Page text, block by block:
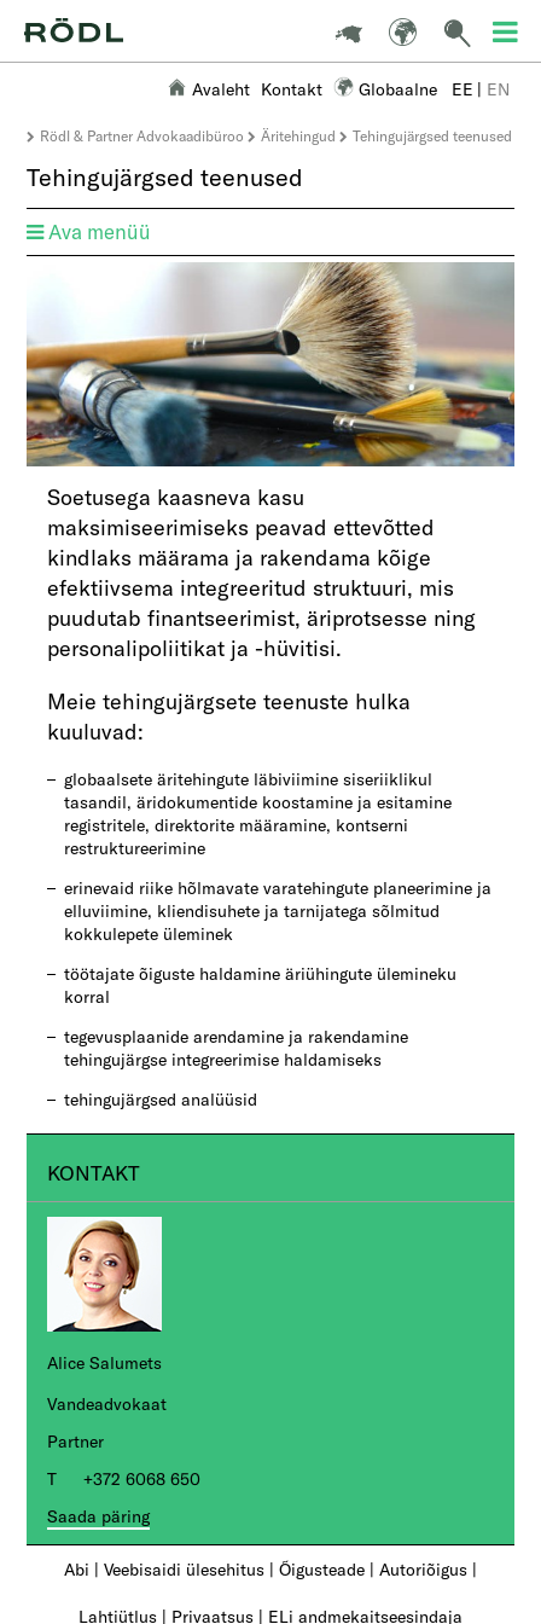
Avaleht Kontakt Globaalne EE | EN
Rödl & Partner Advokaadibüroo Äritehingud Tehingujärgsed teenused
Tehingujärgsed teenused
Ava menüü
Soetusega kaasneva kasu
maksimiseerimiseks peavad ettevõtted
kindlaks määrama ja rakendama kõige
efektiivsema integreeritud struktuuri, mis
puudutab finantseerimist, äriprotsesse ning
personalipoliitikat ja -hüvitisi.
Meie tehingujärgsete teenuste hulka
kuuluvad:
globaalsete äritehingute läbiviimine siseriiklikul
tasandil, äridokumentide koostamine ja esitamine
registritele, direktorite määramine, kontserni
restruktureerimine
erinevaid riike hõlmavate varatehingute planeerimine ja
elluviimine, kliendisuhete ja tarnijatega sõlmitud
kokkulepete üleminek
töötajate õiguste haldamine äriühingute ülemineku
korral
tegevusplaanide arendamine ja rakendamine
tehingujärgse integreerimise haldamiseks
tehingujärgsed analüüsid
KONTAKT
Alice Salumets
Vandeadvokaat
Partner
+372 6068 650
Saada päring
Abi | Veebisaidi ülesehitus | Õigusteade | Autoriõigus |
Lahtiütlus | Privaatsus | ELi andmekaitseesindaja